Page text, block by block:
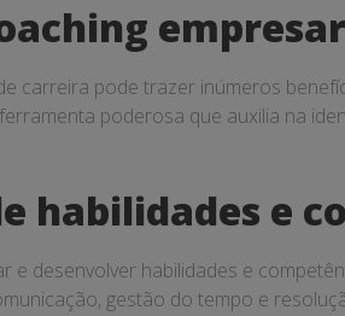
carreira pode trazer inúmeros
poderosa que auxilia na
habilidades e
e desenvolver habilidades e
gestão do tempo e